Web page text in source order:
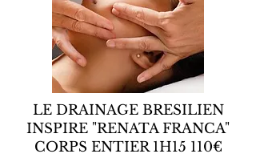
LE DRAINAGE BRESILIEN
INSPIRE "RENATA FRANCA"
CORPS ENTIER 1H15 110€